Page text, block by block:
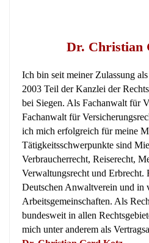
Dr. Christian
Ich bin seit meiner Zulassung
2003 Teil der Kanzlei der
bei Siegen. Als Fachanwalt für
Fachanwalt für
ich mich erfolgreich für meine
Tätigkeitsschwerpunkte sind
Verbraucherrecht, Reiserecht,
Verwaltungsrecht und
Deutschen Anwaltverein und in
Arbeitsgemeinschaften. Als
bundesweit in allen
mich unter anderem als